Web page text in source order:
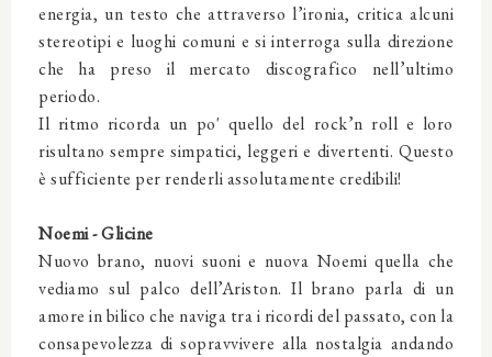
energia, un testo che attraverso l’ironia, critica alcuni
stereotipi e luoghi comuni e si interroga sulla direzione
che ha preso il mercato discografico nell’ultimo
periodo.
Il ritmo ricorda un po' quello del rock’n roll e loro
risultano sempre simpatici, leggeri e divertenti. Questo
è sufficiente per renderli assolutamente credibili!
Noemi - Glicine
Nuovo brano, nuovi suoni e nuova Noemi quella che
vediamo sul palco dell’Ariston. Il brano parla di un
amore in bilico che naviga tra i ricordi del passato, con la
consapevolezza di sopravvivere alla nostalgia andando